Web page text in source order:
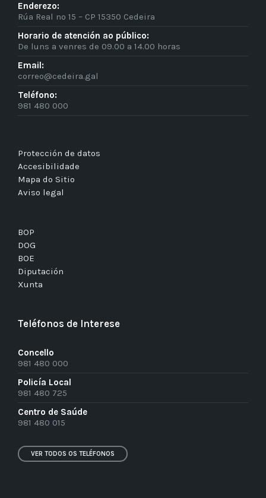
Enderezo:
Rúa Real nº 15 – CP 15350 Cedeira
Horario de atención ao público:
De luns a venres de 09.00 a 14.00 horas
Email:
correo@cedeira.gal
Teléfono:
981 480 000
Protección de datos
Accesibilidade
Mapa do Sitio
Aviso legal
BOP
DOG
BOE
Diputación
Xunta
Teléfonos de Interese
Concello
981 480 000
Policía Local
981 480 725
Centro de Saúde
981 480 015
VER TODOS OS TELÉFONOS